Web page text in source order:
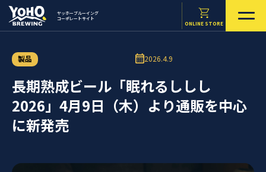
ヤッホーブルーイング
コーポレートサイト
ONLINE STORE
製品 2026.4.9
長期熟成ビール「眠れるししし
2026」4月9日（木）より通販を中心
に新発売